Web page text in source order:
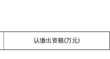
认缴出资额(万元)